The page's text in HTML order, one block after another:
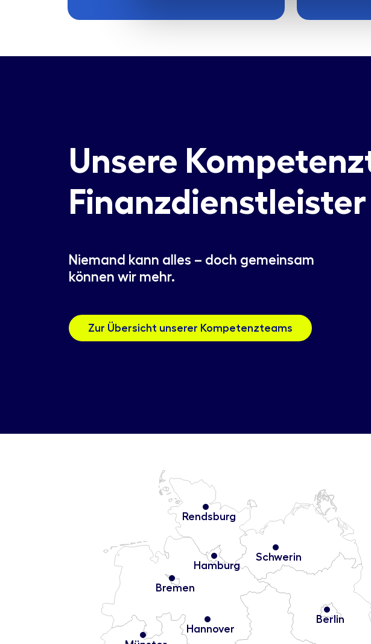
Unsere
Finanzdienstleister
Niemand kann alles – doch gemeinsam
können wir mehr.
Zur Übersicht unserer Kompetenzteams
Hamburg
Berlin
Bremen
Hannover
Rendsburg
Schwerin